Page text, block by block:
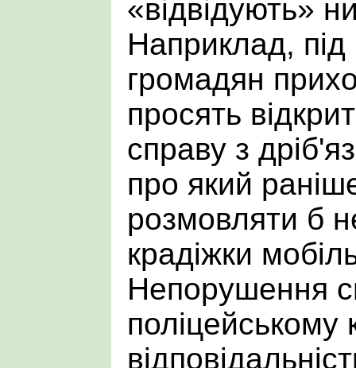
«відвідують»
Наприклад,
громадян
просять
справу з
про який
розмовляти б
крадіжки
Непорушення
поліцейському